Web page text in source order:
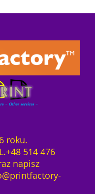
roku.
514 476
napisz